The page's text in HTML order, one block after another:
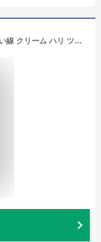
2本セット18%OFF 3本セット21%OFF ほうれい線 クリーム ハリ ツヤ 保湿クリーム たるみ くすみ 潤い リンクルクリーム シワ改善 エイジングケア リフトアップ スキンケア チューブタイプ 顔 毛穴 シワ ピーン WKクリーム 韓国コスメ